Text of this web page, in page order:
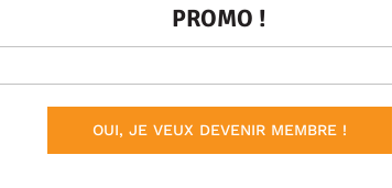
PROMO !
OUI, JE VEUX DEVENIR MEMBRE !